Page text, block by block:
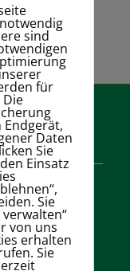
in
und
sind
für
Daten
Sie
Einsatz
Sie
von uns
erhalten
Sie